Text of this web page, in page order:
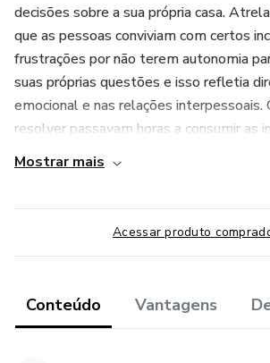
decisões sobre a sua própria casa.
que as pessoas conviviam com certos
frustrações por não terem autonomia
suas próprias questões e isso refletia
emocional e nas relações interpessoais.
resolver passavam horas a consumir as
Mostrar mais
Acessar produto
Conteúdo Vantagens